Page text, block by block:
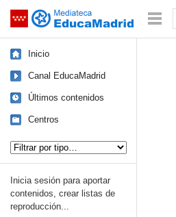
Saltar navegación
Inicio
Canal EducaMadrid
Últimos contenidos
Centros
Inicia sesión para aportar
contenidos, crear listas de
reproducción...